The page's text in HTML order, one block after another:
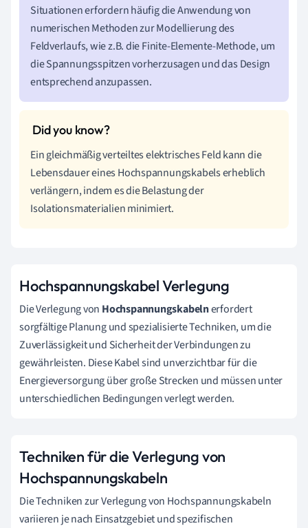
Situationen erfordern häufig die Anwendung von
numerischen Methoden zur Modellierung des
Feldverlaufs, wie z.B. die Finite-Elemente-Methode, um
die Spannungsspitzen vorherzusagen und das Design
entsprechend anzupassen.
Ein gleichmäßig verteiltes elektrisches Feld kann die
Lebensdauer eines Hochspannungskabels erheblich
verlängern, indem es die Belastung der
Isolationsmaterialien minimiert.
Hochspannungskabel Verlegung
Die Verlegung von Hochspannungskabelnerfordert
sorgfältige Planung und spezialisierte Techniken, um die
Zuverlässigkeit und Sicherheit der Verbindungen zu
gewährleisten. Diese Kabel sind unverzichtbar für die
Energieversorgung über große Strecken und müssen unter
unterschiedlichen Bedingungen verlegt werden.
Techniken für die Verlegung von
Hochspannungskabeln
Die Techniken zur Verlegung von Hochspannungskabeln
variieren je nach Einsatzgebiet und spezifischen